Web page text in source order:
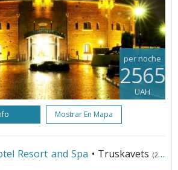
per noche
2565
UAH
Mostrar En Mapa
Resort and Spa • Truskavets(209